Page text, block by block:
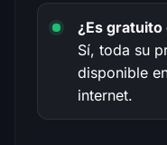
¿Es
Sí, toda su
disponible
internet.